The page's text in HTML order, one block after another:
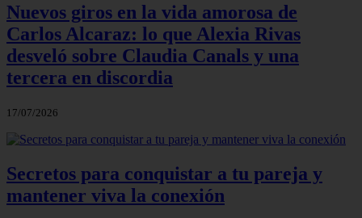
Nuevos giros en la vida amorosa de
Carlos Alcaraz: lo que Alexia Rivas
desveló sobre Claudia Canals y una
tercera en discordia
17/07/2026
Secretos para conquistar a tu pareja y
mantener viva la conexión